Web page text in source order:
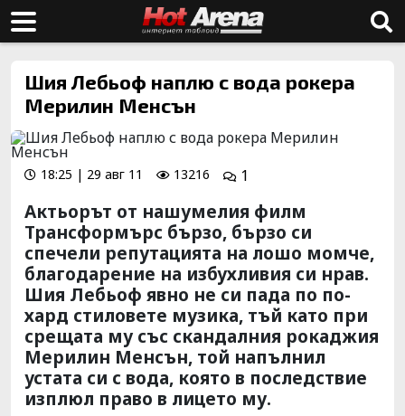
Шия Лебьоф наплю с вода рокера
Мерилин Менсън
18:25 | 29 авг 11 13216 1
Актьорът от нашумелия филм
Трансформърс бързо, бързо си
спечели репутацията на лошо момче,
благодарение на избухливия си нрав.
Шия Лебьоф явно не си пада по по-
хард стиловете музика, тъй като при
срещата му със скандалния рокаджия
Мерилин Менсън, той напълнил
устата си с вода, която в последствие
изплюл право в лицето му.